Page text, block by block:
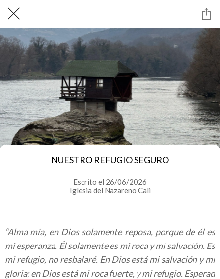
NUESTRO REFUGIO SEGURO
Escrito el 26/06/2026
Iglesia del Nazareno Cali
“Alma mía, en Dios solamente reposa, porque de él es
mi esperanza. Él solamente es mi roca y mi salvación. Es
mi refugio, no resbalaré. En Dios está mi salvación y mi
gloria; en Dios está mi roca fuerte, y mi refugio. Esperad